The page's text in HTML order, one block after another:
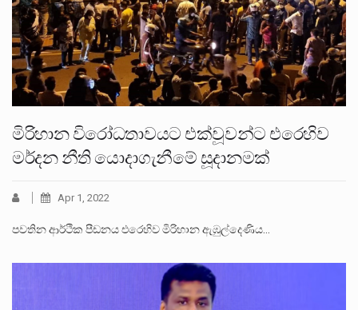
මිරිහාන විරෝධතාවයට එක්වූවන්ට එරෙහිව
මර්දන නීති යොදාගැනීමේ සූදානමක්
Apr 1, 2022
පවතින ආර්ථික පීඩනය එරෙහිව මිරිහාන ඇඹුල්දෙණිය…